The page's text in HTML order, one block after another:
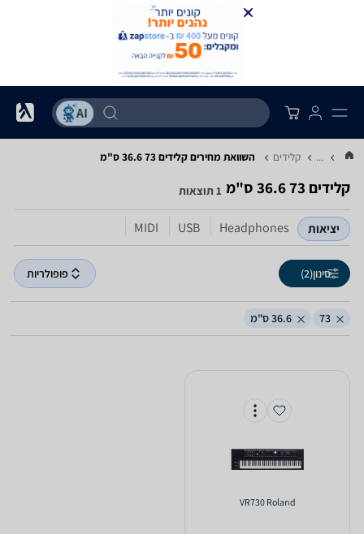
... קלידים השוואת מחירים קלידים ‏73 ‏36.6 ‏ס"מ
קלידים ‏73 ‏36.6 ‏ס"מ 1 תוצאות
יציאות Headphones
USB
MIDI
סינון(2) פופולריות
73 36.6 ס"מ
VR730 Roland